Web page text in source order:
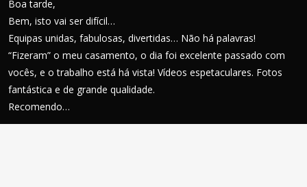
Boa tarde,
Bem, isto vai ser difícil…
Equipas unidas, fabulosas, divertidas… Não há palavras!
“Fizeram” o meu casamento, o dia foi excelente passado com
vocês, e o trabalho está há vista! Vídeos espetaculares. Fotos
fantástica e de grande qualidade.
Recomendo…